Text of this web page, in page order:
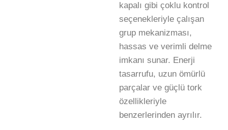
kapalı gibi çoklu kontrol
seçenekleriyle çalışan
grup mekanizması,
hassas ve verimli delme
imkanı sunar. Enerji
tasarrufu, uzun ömürlü
parçalar ve güçlü tork
özellikleriyle
benzerlerinden ayrılır.